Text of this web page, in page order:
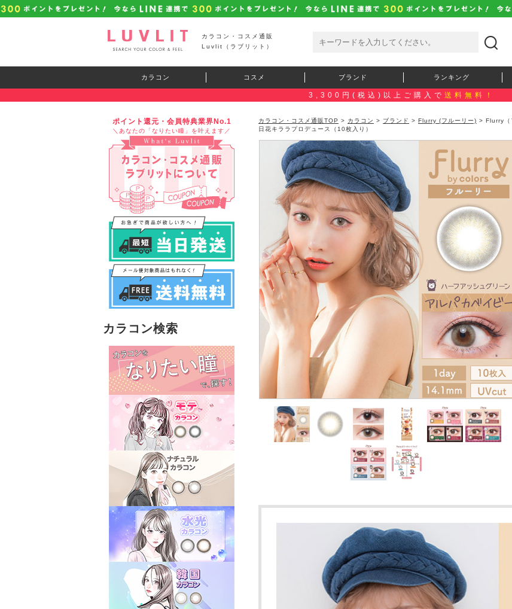
カラコン・コスメ通販
Luvlit（ラブリット）
カラコン コスメ ブランド ランキング
3,300円(税込)以上ご購入で 送料無料！
ポイント還元・会員特典業界No.1
＼あなたの「なりたい瞳」を叶えます／
カラコン検索
カラコン・コスメ通販TOP > カラコン > ブランド > Flurry (フルーリー) > Flurry（
日花キララプロデュース（10枚入り）